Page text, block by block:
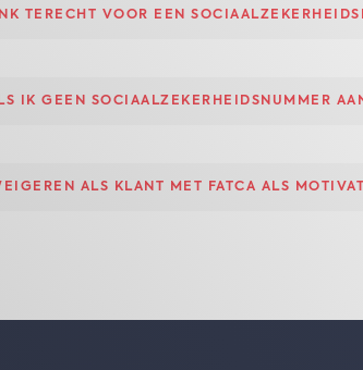
TERECHT VOOR EEN
IK GEEN SOCIAALZEKERHEIDSNUMMER
ALS KLANT MET FATCA ALS